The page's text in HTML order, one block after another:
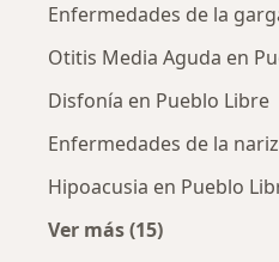
Enfermedades de la
Otitis Media Aguda en
Disfonía en Pueblo Libre
Enfermedades de la
Hipoacusia en Pueblo
Ver más (15)